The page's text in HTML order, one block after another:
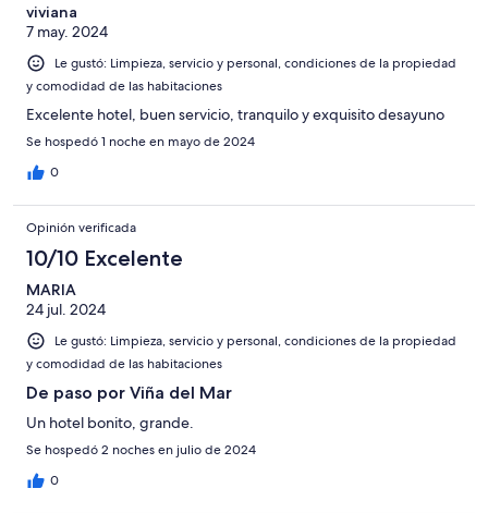
viviana
7 may. 2024
Le gustó: Limpieza, servicio y personal, condiciones de la propiedad
y comodidad de las habitaciones
Excelente hotel, buen servicio, tranquilo y exquisito desayuno
Se hospedó 1 noche en mayo de 2024
0
Opinión verificada
10/10 Excelente
MARIA
24 jul. 2024
Le gustó: Limpieza, servicio y personal, condiciones de la propiedad
y comodidad de las habitaciones
De paso por Viña del Mar
Un hotel bonito, grande.
Se hospedó 2 noches en julio de 2024
0